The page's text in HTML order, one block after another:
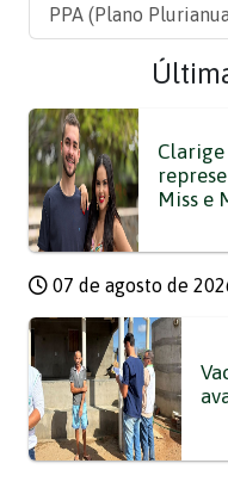
PPA (Plano
Miss e
07 de agosto de